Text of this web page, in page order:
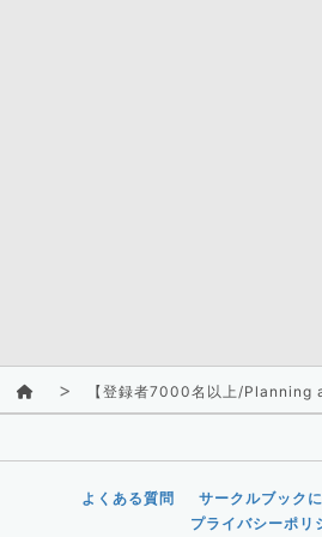
【登録者7000名以上/Planning
よくある質問 サークルブック
プライバシーポリ